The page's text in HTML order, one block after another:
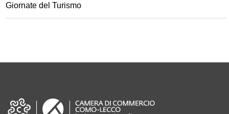
Giornate del Turismo